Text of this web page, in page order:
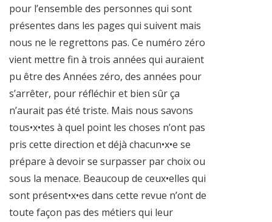
pour l’ensemble des personnes qui sont
présentes dans les pages qui suivent mais
nous ne le regrettons pas. Ce numéro zéro
vient mettre fin à trois années qui auraient
pu être des Années zéro, des années pour
s’arrêter, pour réfléchir et bien sûr ça
n’aurait pas été triste. Mais nous savons
tous•x•tes à quel point les choses n’ont pas
pris cette direction et déjà chacun•x•e se
prépare à devoir se surpasser par choix ou
sous la menace. Beaucoup de ceux•elles qui
sont présent•x•es dans cette revue n’ont de
toute façon pas des métiers qui leur